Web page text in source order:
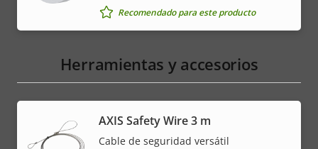
Recomendado para este producto
Herramientas y accesorios
AXIS Safety Wire 3 m
Cable de seguridad versátil